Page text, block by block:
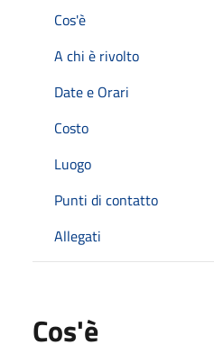
Cos'è
A chi è rivolto
Date e Orari
Costo
Luogo
Punti di contatto
Allegati
Cos'è